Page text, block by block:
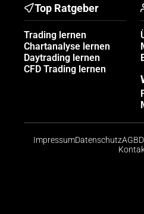
Top Ratgeber
Trading lernen
Chartanalyse lernen
Daytrading lernen
CFD Trading lernen
ImpressumDatenschutzAGB